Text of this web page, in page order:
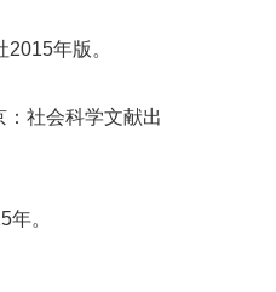
年版。
社会科学文献出
。